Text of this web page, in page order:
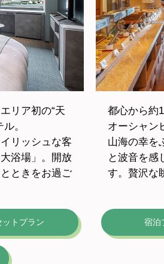
リア初の“天
。
リッシュな客
浴場」。開放
ときをお過ご
ットプラン
都心から約
オーシャン
山海の幸を
と波音を感
す。贅沢な
宿泊